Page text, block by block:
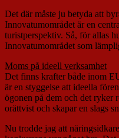
Det där måste ju betyda att
Innovatumområdet är en
turistperspektiv. Så, för allas
Innovatumområdet som
Moms på ideell verksamhet
Det finns krafter både inom
är en styggelse att ideella
ögonen på dem och det ryker
orättvist och skapar en slags
Nu trodde jag att